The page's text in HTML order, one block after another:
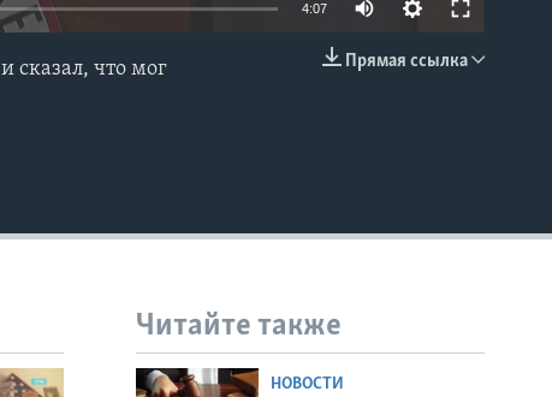
4:07
Прямая ссылка
что мог
Читайте также
НОВОСТИ